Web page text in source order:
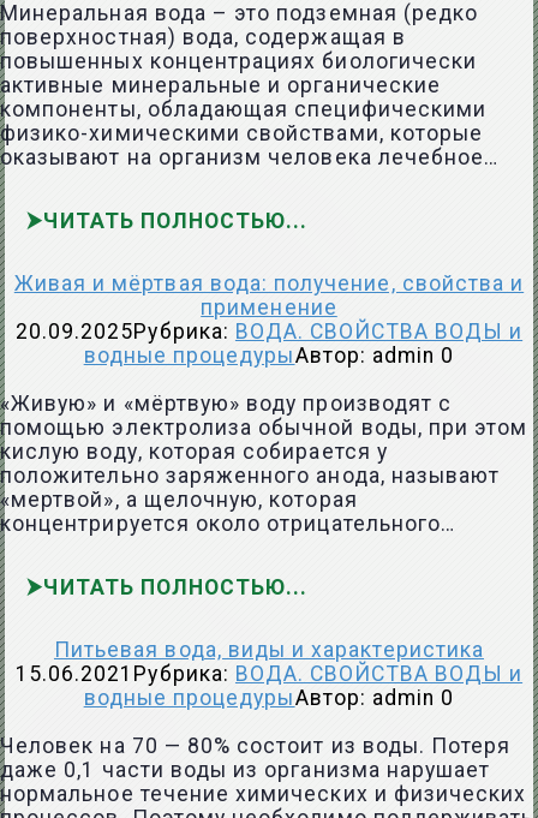
Минеральная вода – это подземная (редко
поверхностная) вода, содержащая в
повышенных концентрациях биологически
активные минеральные и органические
компоненты, обладающая специфическими
физико-химическими свойствами, которые
оказывают на организм человека лечебное…
ЧИТАТЬ ПОЛНОСТЬЮ
Живая и мёртвая вода: получение, свойства и
применение
20.09.2025Рубрика: ВОДА. СВОЙСТВА ВОДЫ и
водные процедурыАвтор: admin 0
«Живую» и «мёртвую» воду производят с
помощью электролиза обычной воды, при этом
кислую воду, которая собирается у
положительно заряженного анода, называют
«мертвой», а щелочную, которая
концентрируется около отрицательного…
ЧИТАТЬ ПОЛНОСТЬЮ
Питьевая вода, виды и характеристика
15.06.2021 Рубрика: ВОДА. СВОЙСТВА ВОДЫ и
водные процедурыАвтор: admin 0
Человек на 70 — 80% состоит из воды. Потеря
даже 0,1 части воды из организма нарушает
нормальное течение химических и физических